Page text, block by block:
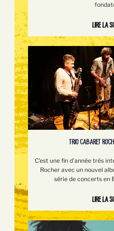
Lire la
TRIO CABARET
C'est une fin d'année très
Rocher avec un nouvel
série de concerts en
Lire la